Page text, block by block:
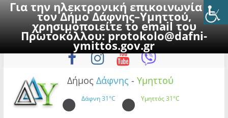
Για την ηλεκτρονική επικοινωνία με
τον Δήμο Δάφνης–Υμηττού,
χρησιμοποιείτε το email του
Πρωτοκόλλου:protokolo@dafni-
ymittos.gov.gr
to
Σάββατο, 8 Αυγούστου 2026
Δήμος Δάφνης - Υμηττού
Δάφνη31°C Υμηττός31°C